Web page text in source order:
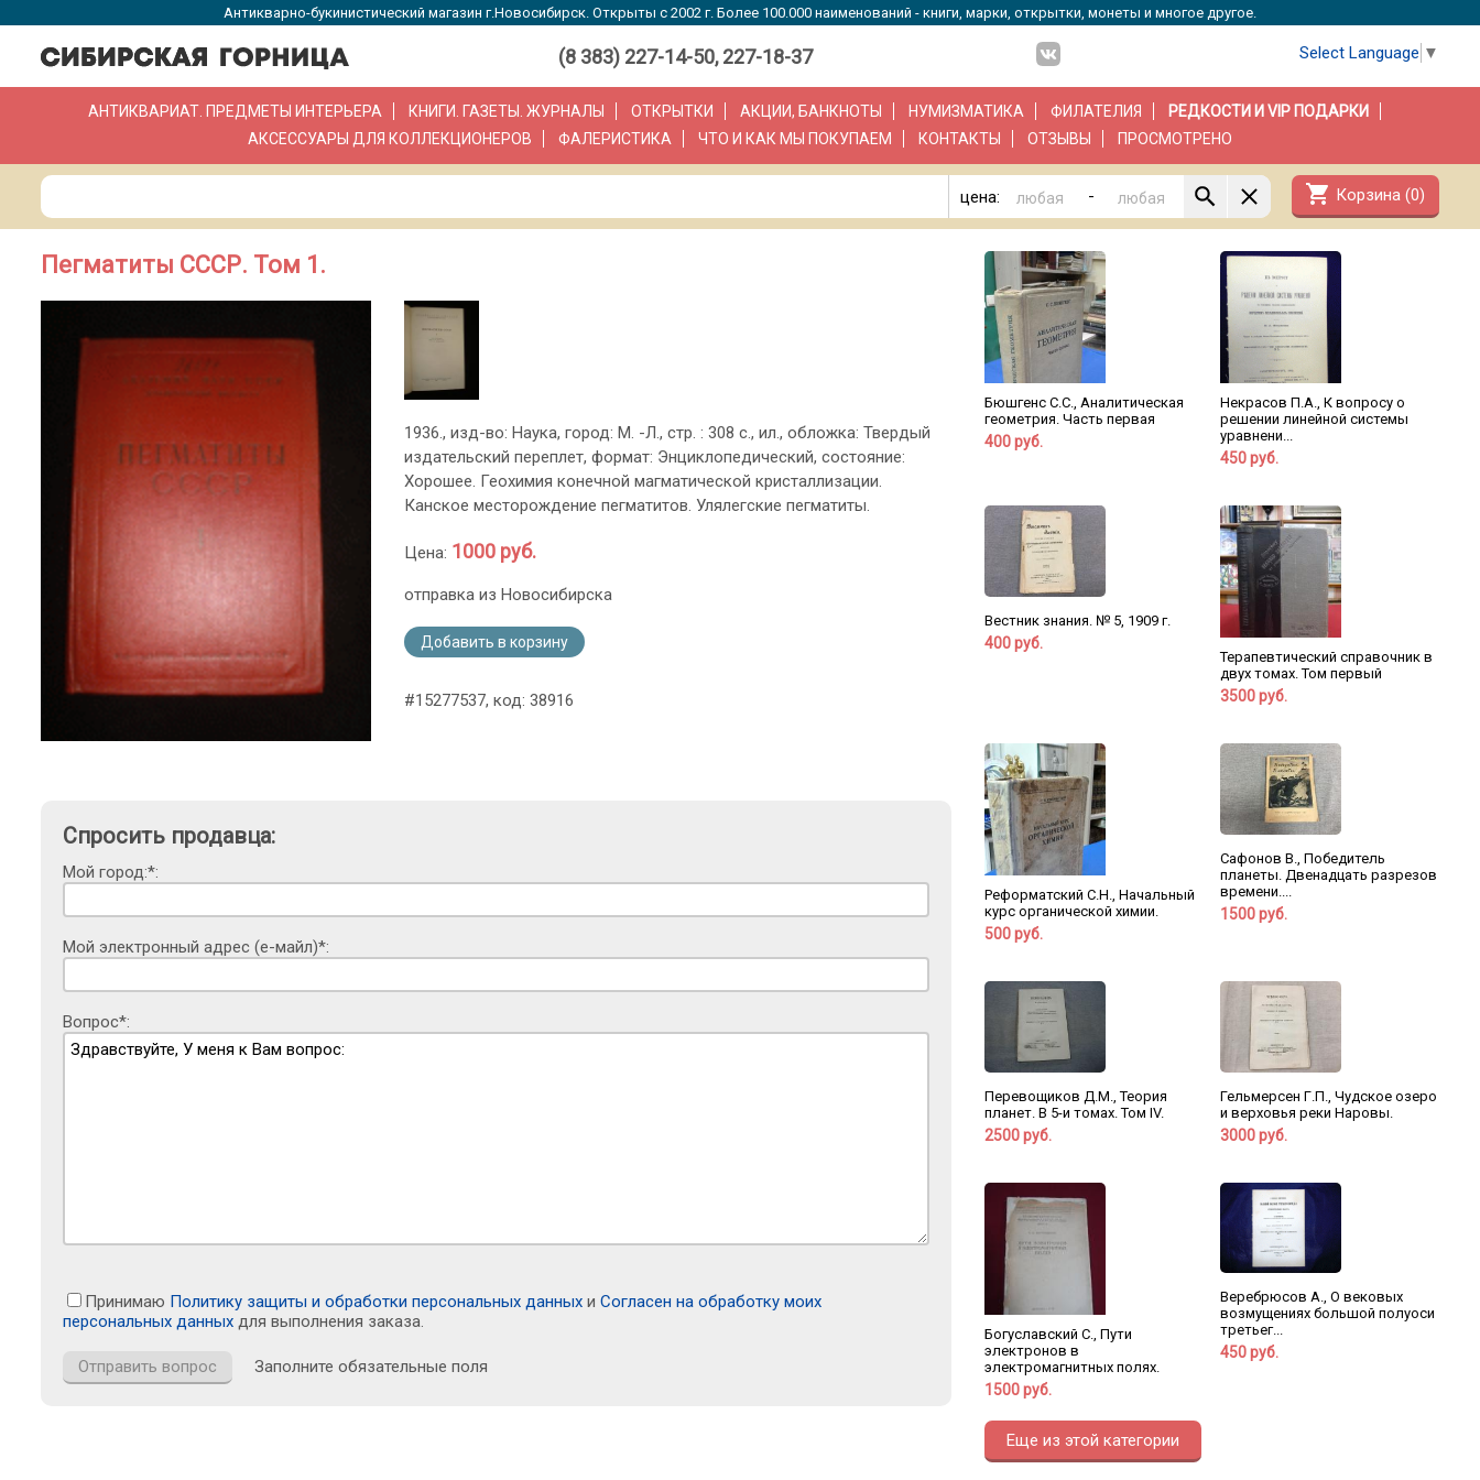
Антикварно-букинистический магазин г.Новосибирск. Открыты с 2002 г. Более 100.000 наименований - книги, марки, открытки, монеты и многое другое.
(8 383) 227-14-50, 227-18-37 Select Language ▼
АНТИКВАРИАТ. ПРЕДМЕТЫ ИНТЕРЬЕРА КНИГИ. ГАЗЕТЫ. ЖУРНАЛЫ ОТКРЫТКИ АКЦИИ, БАНКНОТЫ НУМИЗМАТИКА ФИЛАТЕЛИЯ
РЕДКОСТИ И VIP ПОДАРКИ
АКСЕССУАРЫ ДЛЯ КОЛЛЕКЦИОНЕРОВ
ФАЛЕРИСТИКА ЧТО И КАК МЫ ПОКУПАЕМ КОНТАКТЫ ОТЗЫВЫ ПРОСМОТРЕНО
цена: - shopping_cart Корзина (0)
Пегматиты СССР. Том 1.
1936., изд-во: Наука, город: М. -Л., стр. : 308 с., ил., обложка: Твердый
издательский переплет, формат: Энциклопедический, состояние:
Хорошее. Геохимия конечной магматической кристаллизации.
Канское месторождение пегматитов. Улялегские пегматиты.
Цена: 1000 руб.
отправка из Новосибирска
Добавить в корзину
#15277537, код: 38916
Спросить продавца:
Мой город:*:
Мой электронный адрес (е-майл)*:
Вопрос*:
Принимаю Политику защиты и обработки персональных данных и Согласен на обработку моих
персональных данных для выполнения заказа.
Заполните обязательные поля
Бюшгенс С.С., Аналитическая
геометрия. Часть первая
400 руб.
Некрасов П.А., К вопросу о
решении линейной системы
уравнени...
450 руб.
Вестник знания. № 5, 1909 г.
400 руб.
Терапевтический справочник в
двух томах. Том первый
3500 руб.
Реформатский С.Н., Начальный
курс органической химии.
500 руб.
Сафонов В., Победитель
планеты. Двенадцать разрезов
времени....
1500 руб.
Перевощиков Д.М., Теория
планет. В 5-и томах. Том IV.
2500 руб.
Гельмерсен Г.П., Чудское озеро
и верховья реки Наровы.
3000 руб.
Богуславский С., Пути
электронов в
электромагнитных полях.
1500 руб.
Веребрюсов А., О вековых
возмущениях большой полуоси
третьег...
450 руб.
Еще из этой категории